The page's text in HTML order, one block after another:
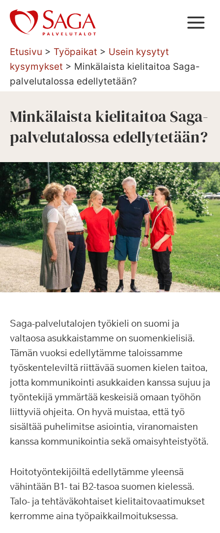
Siirry
sisältöön
Etusivu > Työpaikat > Usein kysytyt
kysymykset > Minkälaista kielitaitoa Saga-
palvelutalossa edellytetään?
Minkälaista kielitaitoa Saga-
palvelutalossa edellytetään?
Saga-palvelutalojen työkieli on suomi ja
valtaosa asukkaistamme on suomenkielisiä.
Tämän vuoksi edellytämme taloissamme
työskenteleviltä riittävää suomen kielen taitoa,
jotta kommunikointi asukkaiden kanssa sujuu ja
työntekijä ymmärtää keskeisiä omaan työhön
liittyviä ohjeita. On hyvä muistaa, että työ
sisältää puhelimitse asiointia, viranomaisten
kanssa kommunikointia sekä omaisyhteistyötä.
Hoitotyöntekijöiltä edellytämme yleensä
vähintään B1- tai B2-tasoa suomen kielessä.
Talo- ja tehtäväkohtaiset kielitaitovaatimukset
kerromme aina työpaikkailmoituksessa.